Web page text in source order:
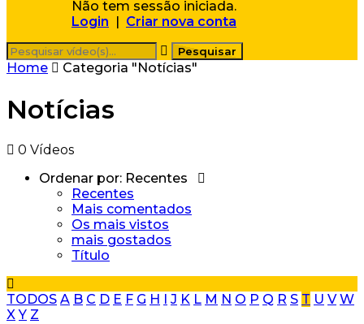
Não tem sessão iniciada.
Login
Criar nova conta
Home Categoria "Notícias"
Notícias
0 Vídeos
Ordenar por: Recentes
Recentes
Mais comentados
Os mais vistos
mais gostados
Título
TODOS A B C D E F G H J K L M N O P Q R S T U V W
X Y Z